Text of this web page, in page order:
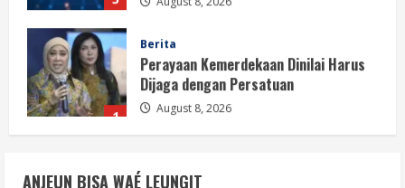
1
Perayaan Kemerdekaan Dinilai Harus
Dijaga dengan Persatuan
August 8, 2026
Situasi Nasional Aman, Publik Diminta
ANJEUN BISA WAÉ LEUNGIT